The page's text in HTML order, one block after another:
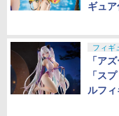
ギュア
フィギ
「ア
「ス
ルフィ